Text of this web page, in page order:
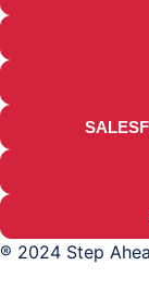
® 2024 Step